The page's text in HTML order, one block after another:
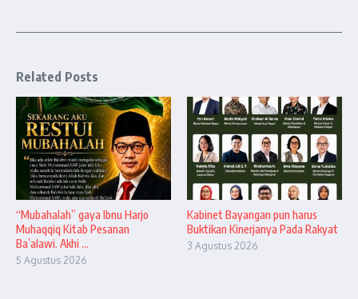
Related Posts
“Mubahalah” gaya Ibnu Harjo
Muhaqqiq Kitab Pesanan
Ba’alawi. Akhi ...
5 Agustus 2026
Kabinet Bayangan pun harus
Buktikan Kinerjanya Pada Rakyat
3 Agustus 2026